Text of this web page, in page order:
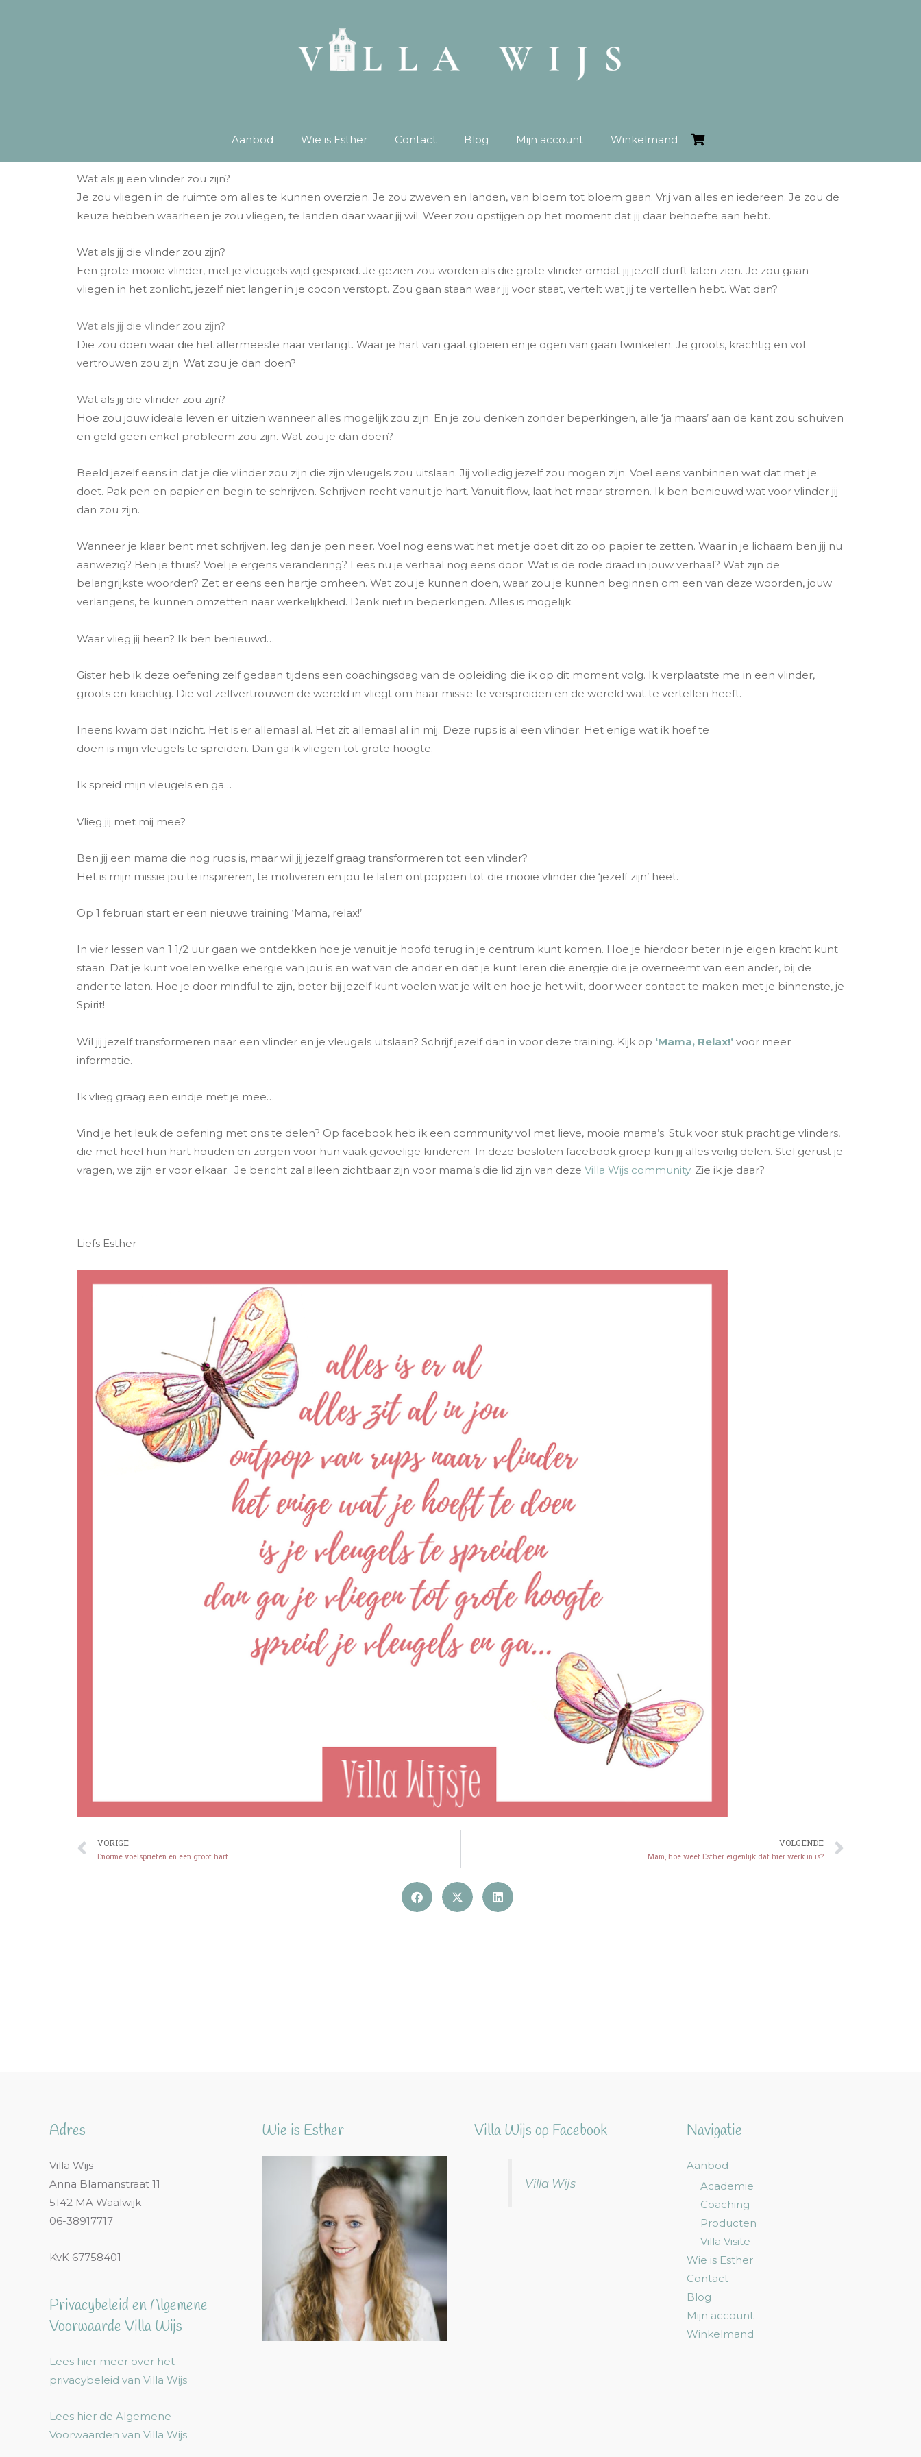
Aanbod Wie is Esther Contact Blog Mijn account Winkelmand
Wat als jij een vlinder zou zijn?
Je zou vliegen in de ruimte om alles te kunnen overzien. Je zou zweven en landen, van bloem tot bloem gaan. Vrij van alles en iedereen. Je zou de
keuze hebben waarheen je zou vliegen, te landen daar waar jij wil. Weer zou opstijgen op het moment dat jij daar behoefte aan hebt.
Wat als jij die vlinder zou zijn?
Een grote mooie vlinder, met je vleugels wijd gespreid. Je gezien zou worden als die grote vlinder omdat jij jezelf durft laten zien. Je zou gaan
vliegen in het zonlicht, jezelf niet langer in je cocon verstopt. Zou gaan staan waar jij voor staat, vertelt wat jij te vertellen hebt. Wat dan?
Wat als jij die vlinder zou zijn?
Die zou doen waar die het allermeeste naar verlangt. Waar je hart van gaat gloeien en je ogen van gaan twinkelen. Je groots, krachtig en vol
vertrouwen zou zijn. Wat zou je dan doen?
Wat als jij die vlinder zou zijn?
Hoe zou jouw ideale leven er uitzien wanneer alles mogelijk zou zijn. En je zou denken zonder beperkingen, alle ‘ja maars’ aan de kant zou schuiven
en geld geen enkel probleem zou zijn. Wat zou je dan doen?
Beeld jezelf eens in dat je die vlinder zou zijn die zijn vleugels zou uitslaan. Jij volledig jezelf zou mogen zijn. Voel eens vanbinnen wat dat met je
doet. Pak pen en papier en begin te schrijven. Schrijven recht vanuit je hart. Vanuit flow, laat het maar stromen. Ik ben benieuwd wat voor vlinder jij
dan zou zijn.
Wanneer je klaar bent met schrijven, leg dan je pen neer. Voel nog eens wat het met je doet dit zo op papier te zetten. Waar in je lichaam ben jij nu
aanwezig? Ben je thuis? Voel je ergens verandering? Lees nu je verhaal nog eens door. Wat is de rode draad in jouw verhaal? Wat zijn de
belangrijkste woorden? Zet er eens een hartje omheen. Wat zou je kunnen doen, waar zou je kunnen beginnen om een van deze woorden, jouw
verlangens, te kunnen omzetten naar werkelijkheid. Denk niet in beperkingen. Alles is mogelijk.
Waar vlieg jij heen? Ik ben benieuwd…
Gister heb ik deze oefening zelf gedaan tijdens een coachingsdag van de opleiding die ik op dit moment volg. Ik verplaatste me in een vlinder,
groots en krachtig. Die vol zelfvertrouwen de wereld in vliegt om haar missie te verspreiden en de wereld wat te vertellen heeft.
Ineens kwam dat inzicht. Het is er allemaal al. Het zit allemaal al in mij. Deze rups is al een vlinder. Het enige wat ik hoef te
doen is mijn vleugels te spreiden. Dan ga ik vliegen tot grote hoogte.
Ik spreid mijn vleugels en ga…
Vlieg jij met mij mee?
Ben jij een mama die nog rups is, maar wil jij jezelf graag transformeren tot een vlinder?
Het is mijn missie jou te inspireren, te motiveren en jou te laten ontpoppen tot die mooie vlinder die ‘jezelf zijn’ heet.
Op 1 februari start er een nieuwe training ‘Mama, relax!’
In vier lessen van 1 1/2 uur gaan we ontdekken hoe je vanuit je hoofd terug in je centrum kunt komen. Hoe je hierdoor beter in je eigen kracht kunt
staan. Dat je kunt voelen welke energie van jou is en wat van de ander en dat je kunt leren die energie die je overneemt van een ander, bij de
ander te laten. Hoe je door mindful te zijn, beter bij jezelf kunt voelen wat je wilt en hoe je het wilt, door weer contact te maken met je binnenste, je
Spirit!
Wil jij jezelf transformeren naar een vlinder en je vleugels uitslaan? Schrijf jezelf dan in voor deze training. Kijk op ‘Mama, Relax!’ voor meer
informatie.
Ik vlieg graag een eindje met je mee…
Vind je het leuk de oefening met ons te delen? Op facebook heb ik een community vol met lieve, mooie mama’s. Stuk voor stuk prachtige vlinders,
die met heel hun hart houden en zorgen voor hun vaak gevoelige kinderen. In deze besloten facebook groep kun jij alles veilig delen. Stel gerust je
vragen, we zijn er voor elkaar. Je bericht zal alleen zichtbaar zijn voor mama’s die lid zijn van deze Villa Wijs community. Zie ik je daar?
Liefs Esther
VORIGE
Enorme voelsprieten en een groot hart
VOLGENDE
Mam, hoe weet Esther eigenlijk dat hier werk in is?
Adres
Villa Wijs
Anna Blamanstraat 11
5142 MA Waalwijk
06-38917717
KvK 67758401
Privacybeleid en Algemene
Voorwaarde Villa Wijs
Lees hier meer over het
privacybeleid van Villa Wijs
Lees hier de Algemene
Voorwaarden van Villa Wijs
Wie is Esther Villa Wijs op Facebook
Villa Wijs
Navigatie
Aanbod
Academie
Coaching
Producten
Villa Visite
Wie is Esther
Contact
Blog
Mijn account
Winkelmand